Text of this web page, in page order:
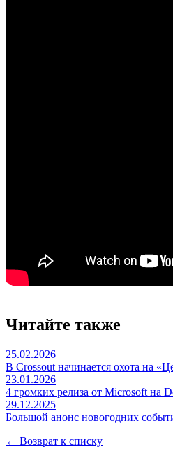
Читайте также
25.02.2026
В Crossout начинается охота на
23.01.2026
4 громких релиза от Microsoft на
29.12.2025
Большой анонс новогодних
← Возврат к списку